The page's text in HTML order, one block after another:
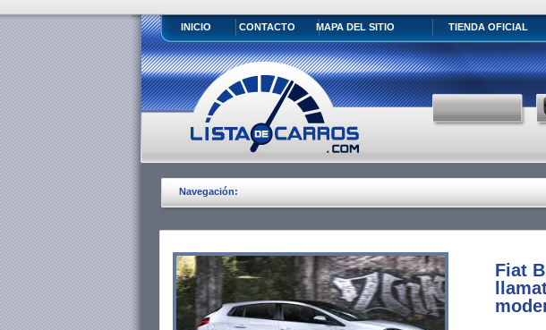
INICIO CONTACTO MAPA DEL SITIO TIENDA OFICIAL
Navegación:
Fiat